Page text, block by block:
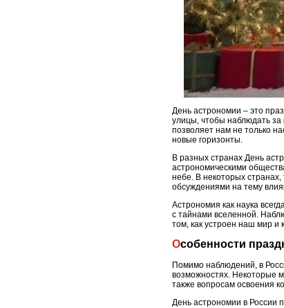
День астрономии – это
улицы, чтобы наблюдать за
позволяет нам не только
новые горизонты.
В разных странах День
астрономическими
небе. В некоторых странах,
обсуждениями на тему
Астрономия как наука
с тайнами вселенной.
том, как устроен наш мир и
Особенности
Помимо наблюдений, в
возможностях. Некоторые
также вопросам освоения
День астрономии в России